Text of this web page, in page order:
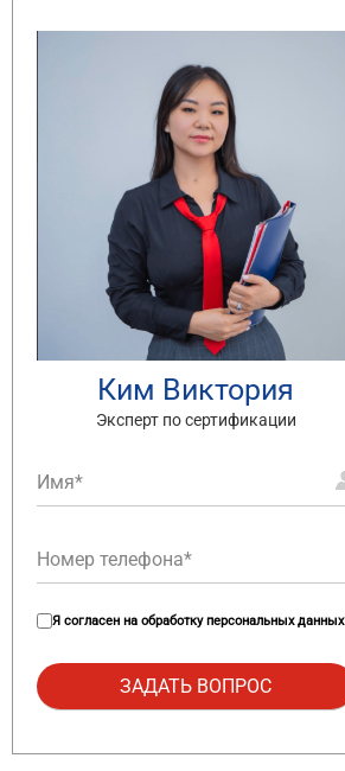
Ким Виктория
Эксперт по сертификации
Я согласен на обработку персональных данных